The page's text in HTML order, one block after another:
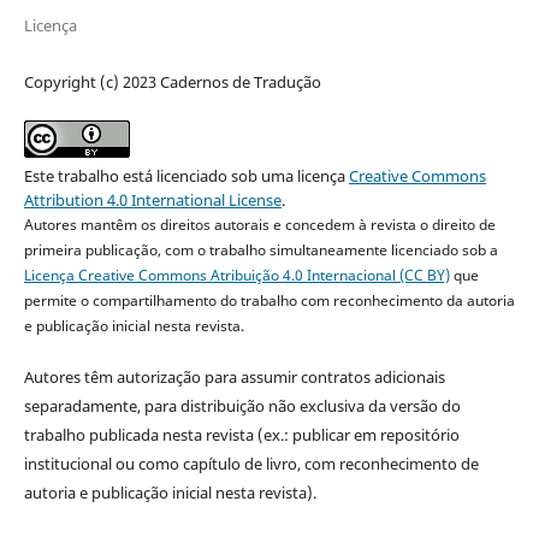
Licença
Copyright (c) 2023 Cadernos de Tradução
Este trabalho está licenciado sob uma licençaCreative Commons
Attribution 4.0 International License.
Autores mantêm os direitos autorais e concedem à revista o direito de
primeira publicação, com o trabalho simultaneamente licenciado sob a
Licença Creative Commons Atribuição 4.0 Internacional (CC BY)que
permite o compartilhamento do trabalho com reconhecimento da autoria
e publicação inicial nesta revista.
Autores têm autorização para assumir contratos adicionais
separadamente, para distribuição não exclusiva da versão do
trabalho publicada nesta revista (ex.: publicar em repositório
institucional ou como capítulo de livro, com reconhecimento de
autoria e publicação inicial nesta revista).